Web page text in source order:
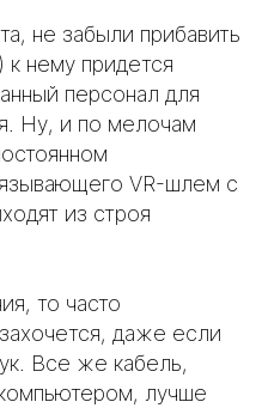
не забыли прибавить
к нему придется
персонал для
Ну, и по мелочам
VR-шлем с
из строя
то часто
даже если
Все же кабель,
лучше